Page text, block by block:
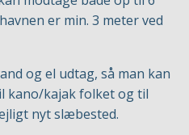
er min. 3 meter ved
og el udtag, så man kan
kano/kajak folket og til
nyt slæbested.